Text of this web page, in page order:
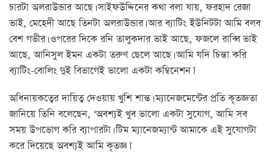
চারটা অলরাউন্ডার আছে। সাইফউদ্দিনের কথা বলা যায়, ফরহাদ রেজা
ভাই, মেহেদী আছে তিনটা অলরাউন্ডার। আর ব্যাটিং ইউনিটটা আমি বলব
বেশ গভীর। ওপরের দিকে রনি তালুকদার ভাই আছে, ফজলে রাব্বি ভাই
আছে, আনিসুল ইমন একটা তরুণ ছেলে আছে। আমি যদি চিন্তা করি
ব্যাটিং-বোলিং দুই বিভাগেই ভালো একটা কম্বিনেশন।’
অধিনায়কত্বের দায়িত্ব দেওয়ায় খুশি শান্ত। ম্যানেজমেন্টের প্রতি কৃতজ্ঞতা
জানিয়ে তিনি বলেছেন, ‘অবশ্যই খুব ভালো একটা সুযোগ, আমি সব
সময় উপভোগ করি ব্যাপারটা। টিম ম্যানেজম্যান্ট আমাকে এই সুযোগটা
করে দিয়েছে অবশ্যই আমি কৃতজ্ঞ।’